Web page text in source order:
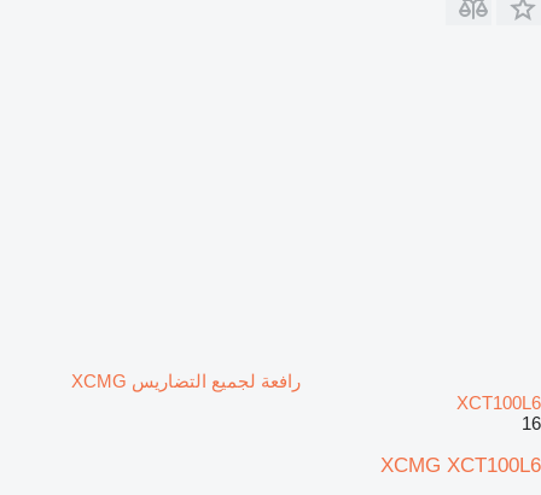
رافعة لجميع التضاريس XCMG
XCT100L6
16
XCMG XCT100L6